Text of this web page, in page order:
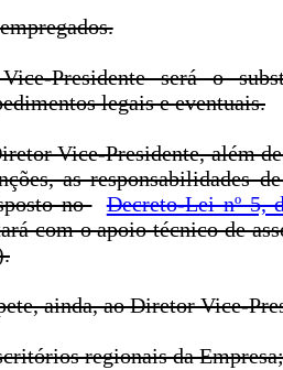
Presidente será o
legais e eventuais.
Vice-Presidente, além
as responsabilidades
no
Decreto-Lei nº 5,
com o apoio técnico de
ainda, ao Diretor Vice-
regionais da Empresa;